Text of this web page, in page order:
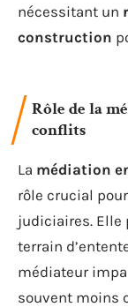
nécessitant un
construction
Rôle de la
conflits
La médiation
rôle crucial
judiciaires. Elle
terrain
médiateur
souvent moins